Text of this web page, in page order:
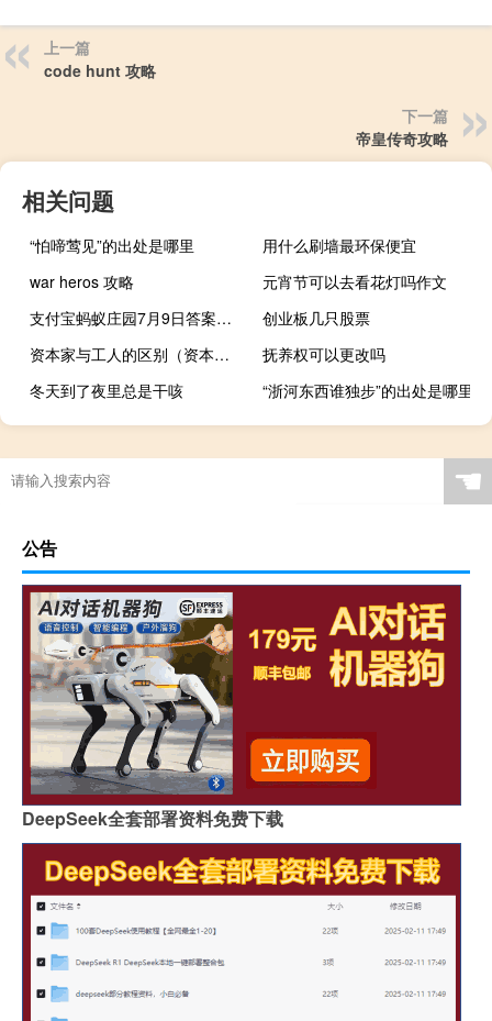
上一篇
code hunt 攻略
下一篇
帝皇传奇攻略
相关问题
“怕啼莺见”的出处是哪里
用什么刷墙最环保便宜
war heros 攻略
元宵节可以去看花灯吗作文
支付宝蚂蚁庄园7月9日答案是什么（蚂蚁庄园小课堂2020年7月9日问题答案 快吧手游）
创业板几只股票
资本家与工人的区别（资本家与工人的关系是）
抚养权可以更改吗
冬天到了夜里总是干咳
“浙河东西谁独步”的出处是哪里
☚
公告
DeepSeek全套部署资料免费下载